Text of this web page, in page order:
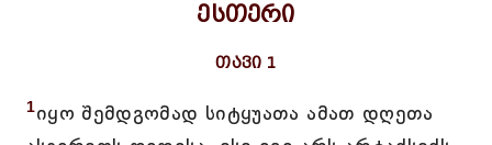
ესთერი
თავი 1
1იყო შემდგომად სიტყუათა ამათ დღეთა